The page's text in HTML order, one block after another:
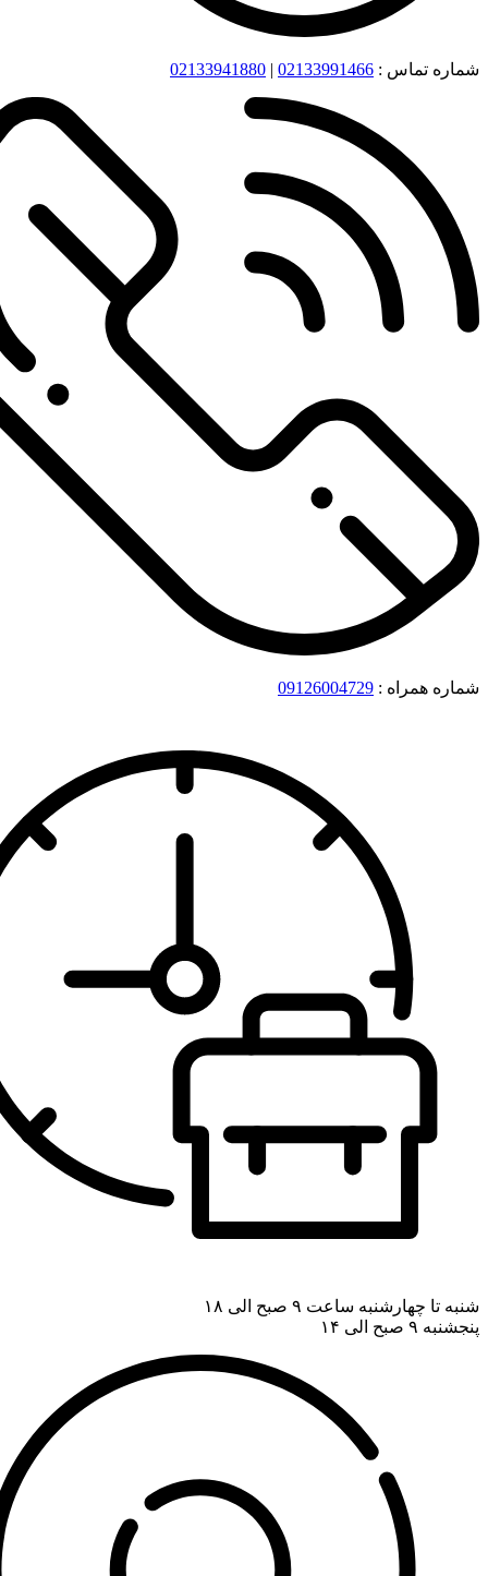
شماره تماس : 02133991466
|
02133941880
شماره همراه : 09126004729
شنبه تا چهارشنبه ساعت ۹ صبح الی ۱۸
پنجشنبه ۹ صبح الی ۱۴